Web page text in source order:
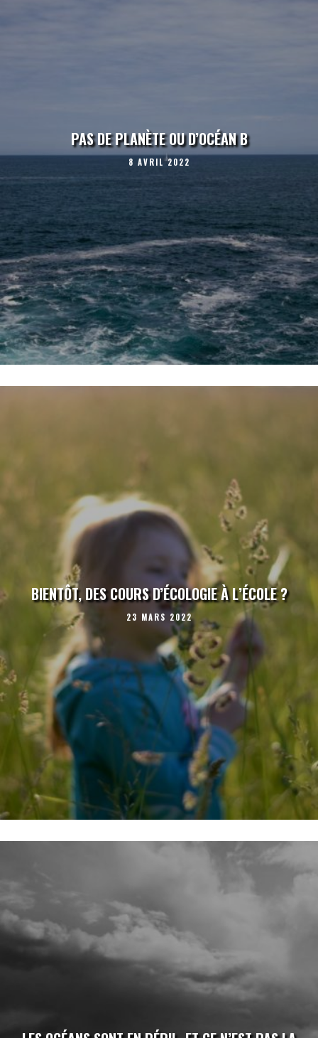
PAS DE PLANÈTE OU D’OCÉAN B
8 AVRIL 2022
BIENTÔT, DES COURS D’ÉCOLOGIE À L’ÉCOLE ?
23 MARS 2022